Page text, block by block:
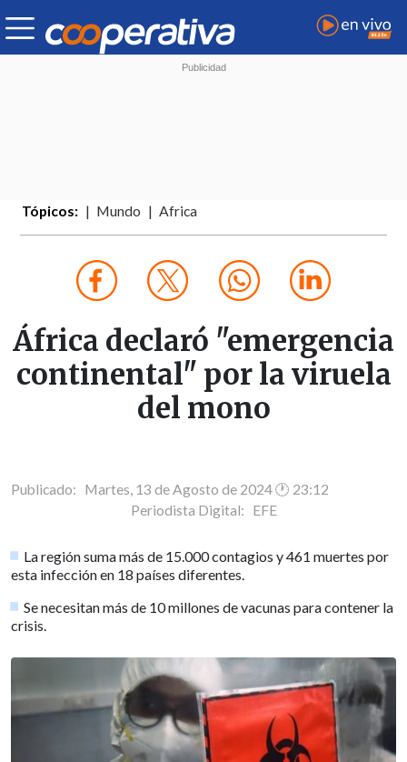
Tópicos: Mundo Africa
África declaró "emergencia
continental" por la viruela
del mono
Publicado: Martes, 13 de Agosto de 2024 🕐 23:12
Periodista Digital: EFE
La región suma más de 15.000 contagios y 461 muertes por
esta infección en 18 países diferentes.
Se necesitan más de 10 millones de vacunas para contener la
crisis.